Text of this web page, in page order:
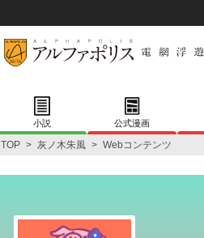
小説 公式漫画
TOP > 灰ノ木朱風 > Webコンテンツ